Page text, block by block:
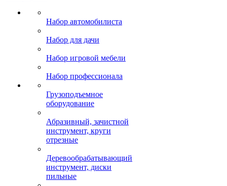
Набор автомобилиста
Набор для дачи
Набор игровой мебели
Набор профессионала
Грузоподъемное
оборудование
Абразивный, зачистной
инструмент, круги
отрезные
Деревообрабатывающий
инструмент, диски
пильные